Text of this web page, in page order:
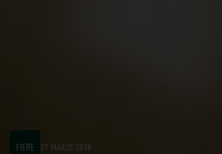
FIERE 27 MARZO 2018